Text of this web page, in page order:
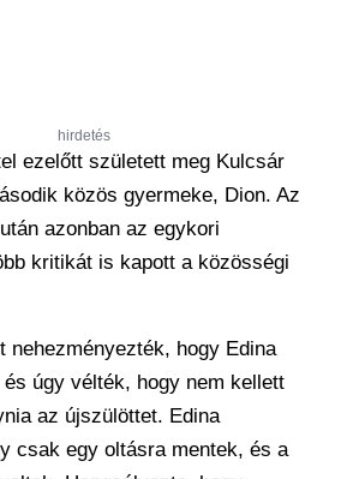
hirdetés
ezelőtt született meg Kulcsár
közös gyermeke, Dion. Az
azonban az egykori
kritikát is kapott a közösségi
nehezményezték, hogy Edina
úgy vélték, hogy nem kellett
az újszülöttet. Edina
csak egy oltásra mentek, és a